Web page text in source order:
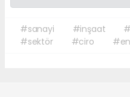
#sanayi #inşaat
#sektör
#ciro